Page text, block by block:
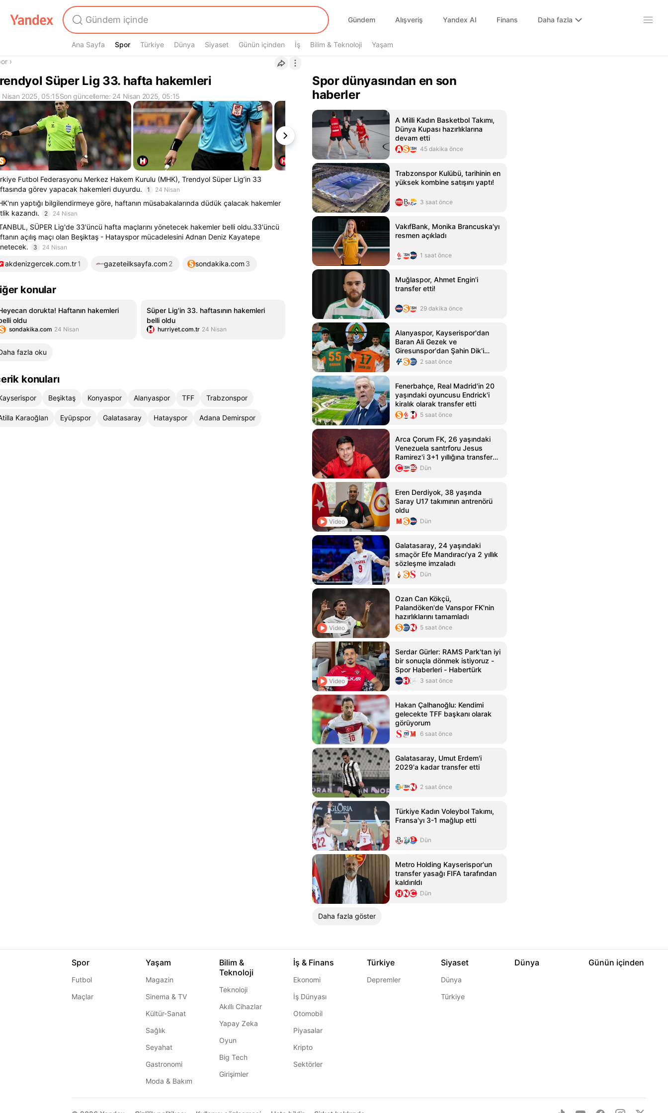
Gündem Alışveriş Yandex AI Finans Daha fazla
Ana Sayfa Spor
Spor Türkiye Dünya Siyaset Günün içinden İş Bilim & Teknoloji Yaşam
›
Süper Lig 33. hafta hakemleri
Nisan 2025, 05:15Son güncelleme: 24 Nisan 2025, 05:15
Futbol Federasyonu Merkez Hakem Kurulu (MHK), Trendyol Süper Lig’in 33
görev yapacak hakemleri duyurdu.
1 24 Nisan
yaptığı bilgilendirmeye göre, haftanın müsabakalarında düdük çalacak hakemler
kazandı.
2 24 Nisan
SÜPER Lig'de 33'üncü hafta maçlarını yönetecek hakemler belli oldu.33'üncü
açılış maçı olan Beşiktaş - Hatayspor mücadelesini Adnan Deniz Kayatepe
3 24 Nisan
akdenizgercek.com.tr1 gazeteilksayfa.com 2 sondakika.com 3
konular
dorukta! Haftanın hakemleri
oldu
sondakika.com 24 Nisan
Süper Lig'in 33. haftasının hakemleri
belli oldu
hurriyet.com.tr 24 Nisan
fazla oku
konuları
Beşiktaş Konyaspor Alanyaspor TFF Trabzonspor
Karaoğlan Eyüpspor Galatasaray Hatayspor Adana Demirspor
Spor dünyasından en son
haberler
A Milli Kadın Basketbol Takımı,
Dünya Kupası hazırlıklarına
devam etti
45 dakika önce
Trabzonspor Kulübü, tarihinin en
yüksek kombine satışını yaptı!
3 saat önce
VakıfBank, Monika Brancuska'yı
resmen açıkladı
1 saat önce
Muğlaspor, Ahmet Engin'i
transfer etti!
29 dakika önce
Alanyaspor, Kayserispor'dan
Baran Ali Gezek ve
Giresunspor'dan Şahin Dik'i
transfer etti2 saat önce
Fenerbahçe, Real Madrid'in 20
yaşındaki oyuncusu Endrick'i
kiralık olarak transfer etti
5 saat önce
Arca Çorum FK, 26 yaşındaki
Venezuela santrforu Jesus
Ramirez'i 3+1 yıllığına transfer
etti
Dün
Video
Eren Derdiyok, 38 yaşında
Saray U17 takımının antrenörü
oldu
Dün
Galatasaray, 24 yaşındaki
smaçör Efe Mandıracı'ya 2 yıllık
sözleşme imzaladı
Dün
Video
Ozan Can Kökçü,
Palandöken'de Vanspor FK'nin
hazırlıklarını tamamladı
5 saat önce
Video
Serdar Gürler: RAMS Park'tan iyi
bir sonuçla dönmek istiyoruz -
Spor Haberleri - Habertürk
3 saat önce
Hakan Çalhanoğlu: Kendimi
gelecekte TFF başkanı olarak
görüyorum
6 saat önce
Galatasaray, Umut Erdem'i
2029'a kadar transfer etti
2 saat önce
Türkiye Kadın Voleybol Takımı,
Fransa'yı 3-1 mağlup etti
Dün
Metro Holding Kayserispor'un
transfer yasağı FIFA tarafından
kaldırıldı
Dün
Daha fazla göster
Spor
Futbol
Maçlar
Yaşam
Magazin
Sinema & TV
Kültür-Sanat
Sağlık
Seyahat
Gastronomi
Moda & Bakım
Bilim &
Teknoloji
Teknoloji
Akıllı Cihazlar
Yapay Zeka
Oyun
Big Tech
Girişimler
İş & Finans
Ekonomi
İş Dünyası
Otomobil
Piyasalar
Kripto
Sektörler
Türkiye
Depremler
Siyaset
Dünya
Türkiye
Dünya Günün içinden